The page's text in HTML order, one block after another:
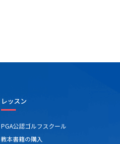
レッスン
PGA公認ゴルフスクール
教本書籍の購入